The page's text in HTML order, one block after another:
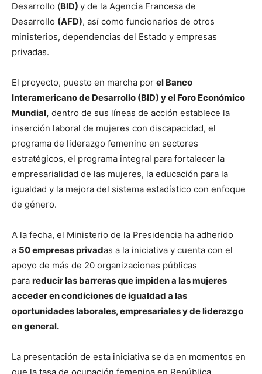
Desarrollo (BID) y de la Agencia Francesa de
Desarrollo (AFD), así como funcionarios de otros
ministerios, dependencias del Estado y empresas
privadas.
El proyecto, puesto en marcha por el Banco
Interamericano de Desarrollo (BID) y el Foro Económico
Mundial, dentro de sus líneas de acción establece la
inserción laboral de mujeres con discapacidad, el
programa de liderazgo femenino en sectores
estratégicos, el programa integral para fortalecer la
empresarialidad de las mujeres, la educación para la
igualdad y la mejora del sistema estadístico con enfoque
de género.
A la fecha, el Ministerio de la Presidencia ha adherido
a 50 empresas privadas a la iniciativa y cuenta con el
apoyo de más de 20 organizaciones públicas
para reducir las barreras que impiden a las mujeres
acceder en condiciones de igualdad a las
oportunidades laborales, empresariales y de liderazgo
en general.
La presentación de esta iniciativa se da en momentos en